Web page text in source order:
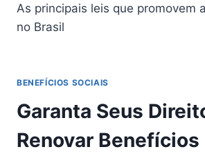
As principais leis que promovem
no Brasil
BENEFÍCIOS SOCIAIS
Garanta Seus
Renovar Benefícios